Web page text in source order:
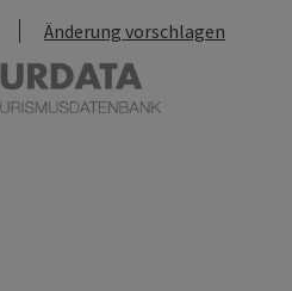
Änderung vorschlagen